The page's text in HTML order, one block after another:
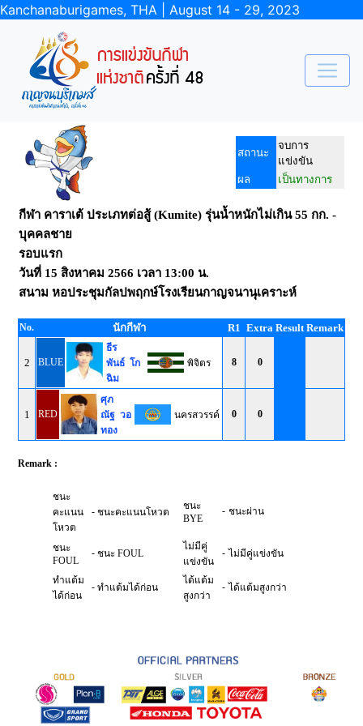
Kanchanaburigames, THA | August 14 - 29, 2023
สถานะ
จบการ
แข่งขัน
ผล
เป็นทางการ
กีฬา คาราเต้ ประเภทต่อสู้ (Kumite) รุ่นน้ำหนักไม่เกิน 55 กก. -
บุคคลชาย
รอบแรก
วันที่ 15 สิงหาคม 2566 เวลา 13:00 น.
สนาม หอประชุมกัลปพฤกษ์โรงเรียนกาญจนานุเคราะห์
No. นักกีฬา R1 Extra Result Remark
2 BLUE
ธีร
พันธ์ โก
ฉิม
พิจิตร 8 0
1 RED
ศุภ
ณัฐ วอ
ทอง
นครสวรรค์ 0 0
Remark :
ชนะ
คะแนน
โหวต
- ชนะคะแนนโหวต
ชนะ
BYE
- ชนะผ่าน
ชนะ
FOUL
- ชนะ FOUL
ไม่มีคู่
แข่งขัน
- ไม่มีคู่แข่งขัน
ทำแต้ม
ได้ก่อน
- ทำแต้มได้ก่อน
ได้แต้ม
สูงกว่า
- ได้แต้มสูงกว่า